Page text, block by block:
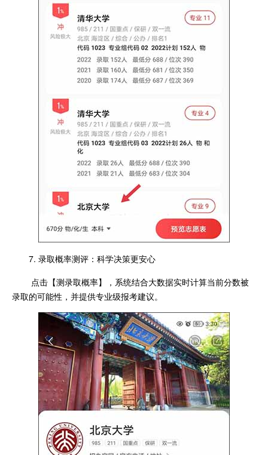
7. 录取概率测评：科学决策更安心
点击【测录取概率】，系统结合大数据实时计算当前分数被
录取的可能性，并提供专业级报考建议。